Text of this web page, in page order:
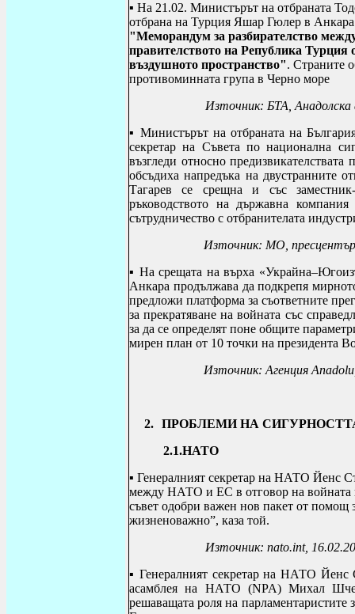
▪ На 21.02. Министърът на отбраната
отбрана на Турция Яшар Гюлер в
"Меморандум за разбирателство
правителството на Република Турция
въздушното пространство". Страните
противоминната група в Черно море
Източник: БТА, Анадолска
▪Министърът на отбраната на
секретар на Съвета по национална
възгледи относно
обсъдиха напредъка на двустранните
Тагарев се срещна и със
ръководството на държавна
сътрудничество с отбранителата
Източник: МО,
▪ На срещата на върха
Анкара продължава да подкрепя
предложи платформа за съответните
за прекратяване на войната със
за да се определят поне общите
мирен план от 10 точки на президента
Източник: АгенцияAnadolu
2. ПРОБЛЕМИ НА
2.1.НАТО
▪ Генералният секретар на НАТО Йенс
между НАТО и ЕС в отговор на войната
съвет одобри важен нов пакет от
жизненоважно”, каза той.
Източник: nato.int,
▪Генералният секретар на НАТО Йенс
асамблея на НАТО (NPA) Михал
решаващата роля на